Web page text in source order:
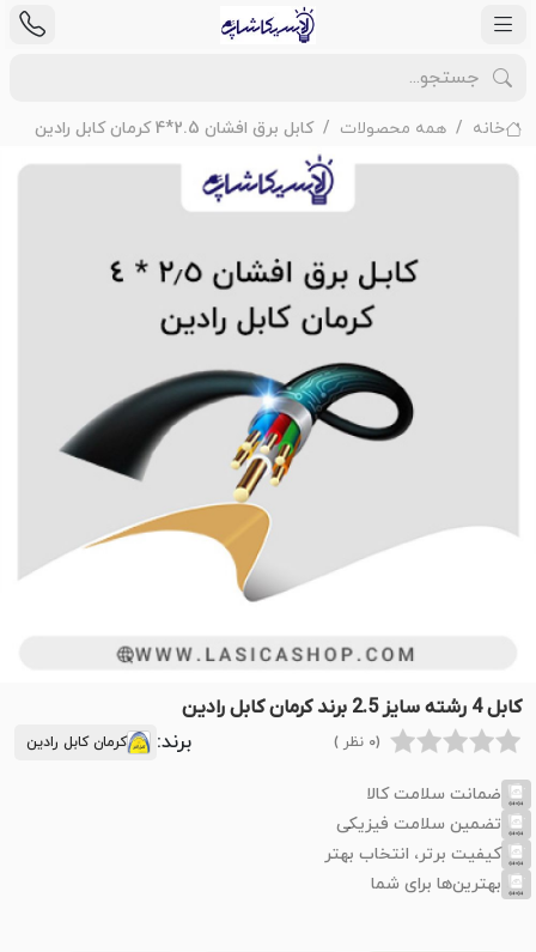
خانه همه محصولات کابل برق افشان 2.5*4 کرمان کابل رادین
کابل 4 رشته سایز 2.5 برند کرمان کابل رادین
(0 نظر ) برند: کرمان کابل رادین
ضمانت سلامت کالا
تضمین سلامت فیزیکی
کیفیت برتر، انتخاب بهتر
بهترین‌ها برای شما